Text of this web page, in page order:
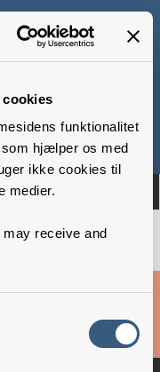
funktionalitet
hjælper os med
ikke cookies til
medier.
may receive and
Danske Skoleelever